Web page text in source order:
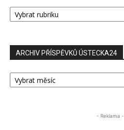
RUBRIKY
PŘÍSPĚVKŮ
ARCHIV PŘÍSPĚVKŮ ÚSTECKA24
ARCHIV
PŘÍSPĚVKŮ
- Reklama -